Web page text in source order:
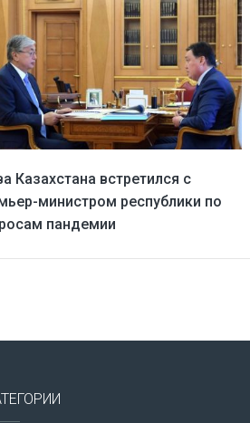
Казахстана встретился с
министром республики по
пандемии